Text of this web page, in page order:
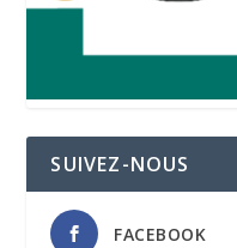
SUIVEZ-NOUS
FACEBOOK